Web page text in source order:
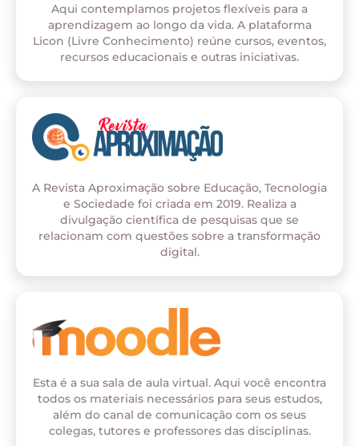
Aqui contemplamos projetos flexíveis para a
aprendizagem ao longo da vida. A plataforma
Licon (Livre Conhecimento) reúne cursos, eventos,
recursos educacionais e outras iniciativas.
A Revista Aproximação sobre Educação, Tecnologia
e Sociedade foi criada em 2019. Realiza a
divulgação científica de pesquisas que se
relacionam com questões sobre a transformação
digital.
Esta é a sua sala de aula virtual. Aqui você encontra
todos os materiais necessários para seus estudos,
além do canal de comunicação com os seus
colegas, tutores e professores das disciplinas.